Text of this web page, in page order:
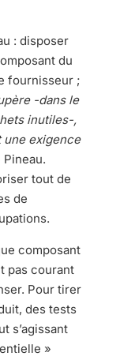
: disposer
du
fournisseur ;
-dans le
inutiles-,
une exigence
tout de
de
composant
pas courant
Pour tirer
des tests
s’agissant
»